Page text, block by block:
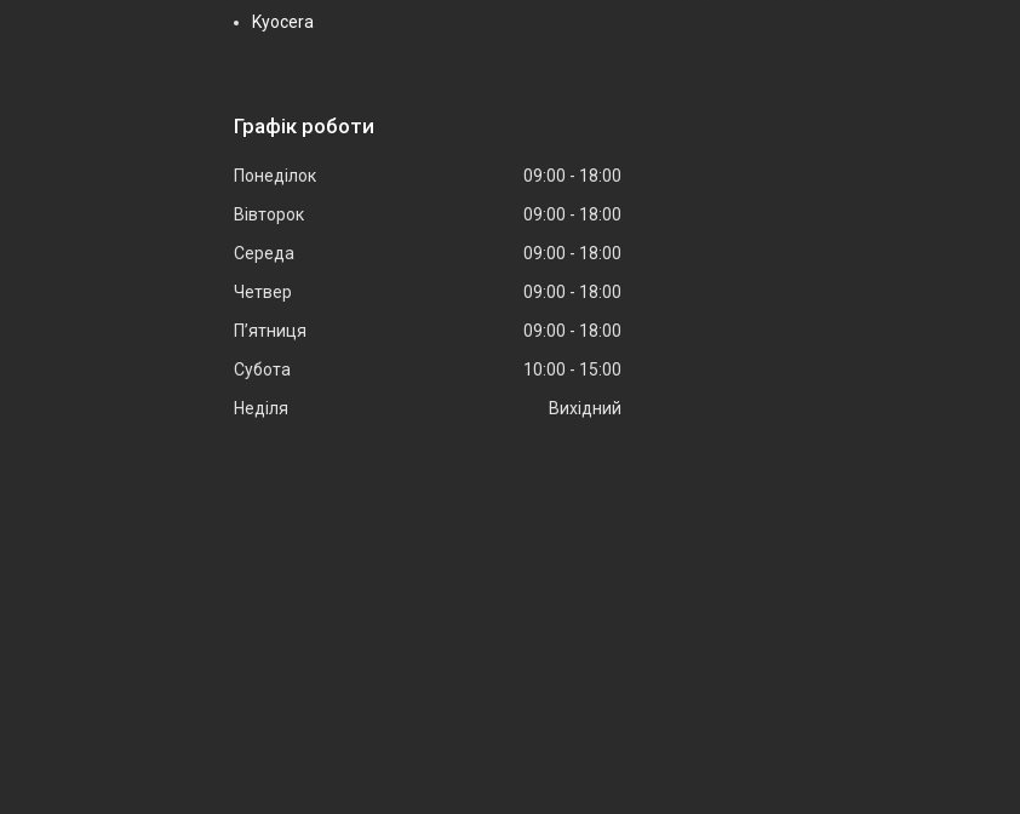
Kyocera
Графік роботи
Понеділок 09:00
18:00
Вівторок
09:00
18:00
Середа
09:00
18:00
Четвер
09:00
18:00
Пʼятниця
09:00
18:00
Субота
10:00
15:00
Неділя
Вихідний